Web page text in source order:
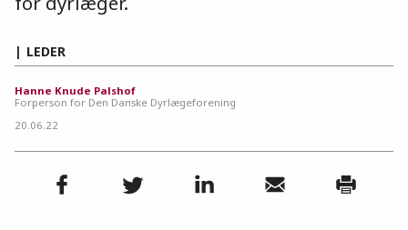
LEDER
Hanne Knude Palshof
Forperson for Den Danske Dyrlægeforening
20.06.22